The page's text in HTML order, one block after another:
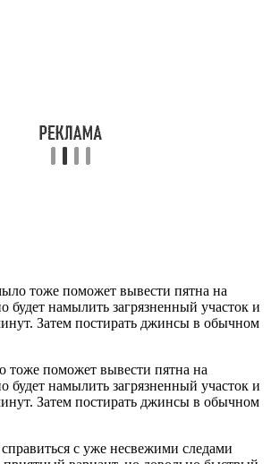
тоже поможет вывести пятна на
будет намылить загрязненный участок и
Затем постирать джинсы в обычном
тоже поможет вывести пятна на
будет намылить загрязненный участок и
Затем постирать джинсы в обычном
с уже несвежими следами